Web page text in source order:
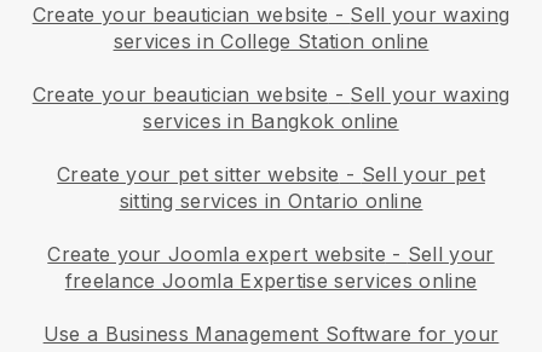
Create your beautician website - Sell your waxing
services in College Station online
Create your beautician website - Sell your waxing
services in Bangkok online
Create your pet sitter website - Sell your pet
sitting services in Ontario online
Create your Joomla expert website - Sell your
freelance Joomla Expertise services online
Use a Business Management Software for your